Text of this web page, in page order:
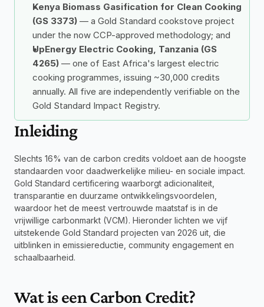
Kenya Biomass Gasification for Clean Cooking
(GS 3373) — a Gold Standard cookstove project
under the now CCP-approved methodology; and
UpEnergy Electric Cooking, Tanzania (GS
4265) — one of East Africa's largest electric
cooking programmes, issuing ~30,000 credits
annually. All five are independently verifiable on the
Gold Standard Impact Registry.
Inleiding
Slechts 16% van de carbon credits voldoet aan de hoogste
standaarden voor daadwerkelijke milieu- en sociale impact.
Gold Standard certificering waarborgt adicionaliteit,
transparantie en duurzame ontwikkelingsvoordelen,
waardoor het de meest vertrouwde maatstaf is in de
vrijwillige carbonmarkt (VCM). Hieronder lichten we vijf
uitstekende Gold Standard projecten van 2026 uit, die
uitblinken in emissiereductie, community engagement en
schaalbaarheid.
Wat is een Carbon Credit?